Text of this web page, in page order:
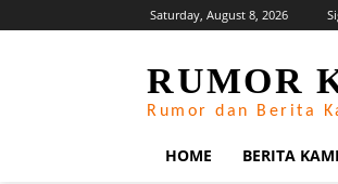
Saturday, August 8, 2026
RUMOR
Rumor dan Berita
HOME BERITA